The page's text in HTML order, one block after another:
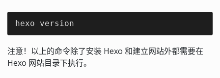
hexo version
注意！以上的命令除了安装 Hexo 和建立网站外都需要在
Hexo 网站目录下执行。